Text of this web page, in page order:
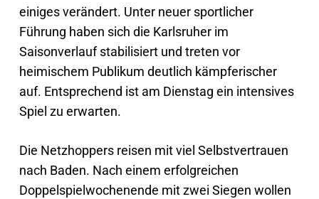
einiges verändert. Unter neuer sportlicher
Führung haben sich die Karlsruher im
Saisonverlauf stabilisiert und treten vor
heimischem Publikum deutlich kämpferischer
auf. Entsprechend ist am Dienstag ein intensives
Spiel zu erwarten.
Die Netzhoppers reisen mit viel Selbstvertrauen
nach Baden. Nach einem erfolgreichen
Doppelspielwochenende mit zwei Siegen wollen